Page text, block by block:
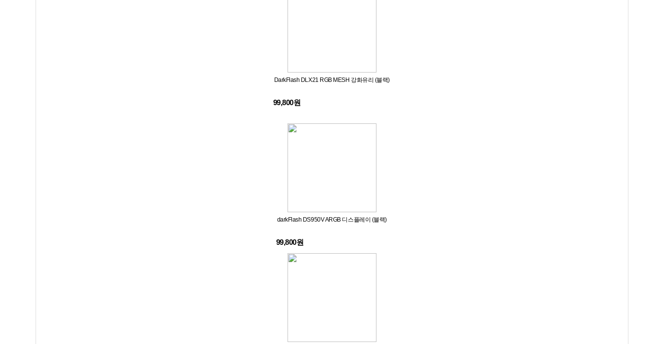
DarkFlash DLX21 RGB MESH 강화유리 (블랙)
99,800원
darkFlash DS950V ARGB 디스플레이 (블랙)
99,800원